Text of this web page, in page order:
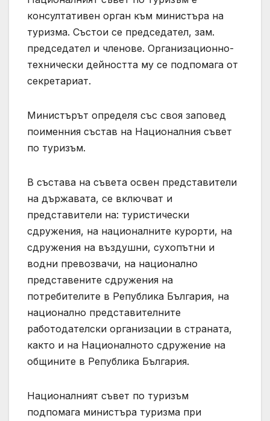
консултативен орган към министъра на
туризма. Състои се председател, зам.
председател и членове. Организационно-
технически дейността му се подпомага от
секретариат.
Министърът определя със своя заповед
поименния състав на Националния съвет
по туризъм.
В състава на съвета освен представители
на държавата, се включват и
представители на: туристически
сдружения, на националните курорти, на
сдружения на въздушни, сухопътни и
водни превозвачи, на национално
представените сдружения на
потребителите в Република България, на
национално представителните
работодателски организации в страната,
както и на Националното сдружение на
общините в Република България.
Националният съвет по туризъм
подпомага министъра туризма при